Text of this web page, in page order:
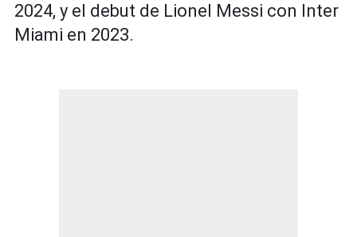
2024, y el debut de Lionel Messi con Inter
Miami en 2023.